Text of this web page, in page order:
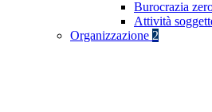
Burocrazia
Attività
Organizzazione 2